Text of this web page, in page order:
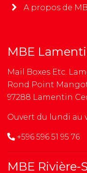
A propos de
MBE
Mail Boxes Etc.
Rond Point
97288 Lamentin
Ouvert du lundi au
+596 596 51 95 76
MBE Rivière-